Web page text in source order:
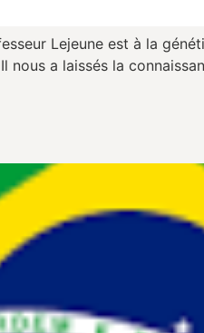
Lejeune est à la
nous a laissés la